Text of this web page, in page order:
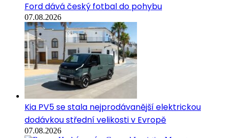
Ford dává český fotbal do pohybu
07.08.2026
Kia PV5 se stala nejprodávanější elektrickou
dodávkou střední velikosti v Evropě
07.08.2026